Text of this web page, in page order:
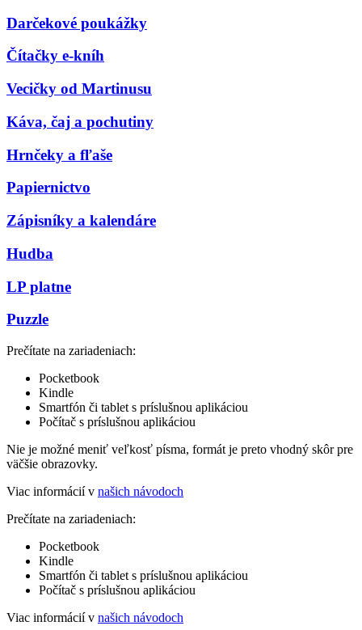
Darčekové poukážky
Čítačky e-kníh
Vecičky od Martinusu
Káva, čaj a pochutiny
Hrnčeky a fľaše
Papiernictvo
Zápisníky a kalendáre
Hudba
LP platne
Puzzle
Prečítate na zariadeniach:
Pocketbook
Kindle
Smartfón či tablet s príslušnou aplikáciou
Počítač s príslušnou aplikáciou
Nie je možné meniť veľkosť písma, formát je preto vhodný skôr pre
väčšie obrazovky.
Viac informácií v našich návodoch
Prečítate na zariadeniach:
Pocketbook
Kindle
Smartfón či tablet s príslušnou aplikáciou
Počítač s príslušnou aplikáciou
Viac informácií v našich návodoch